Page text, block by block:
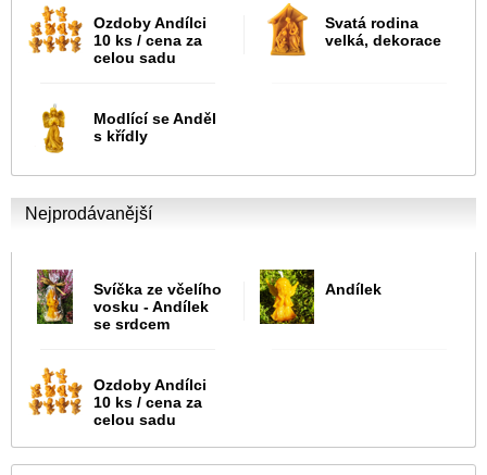
Ozdoby Andílci
10 ks / cena za
celou sadu
Svatá rodina
velká, dekorace
Modlící se Anděl
s křídly
Nejprodávanější
Svíčka ze včelího
vosku - Andílek
se srdcem
Andílek
Ozdoby Andílci
10 ks / cena za
celou sadu